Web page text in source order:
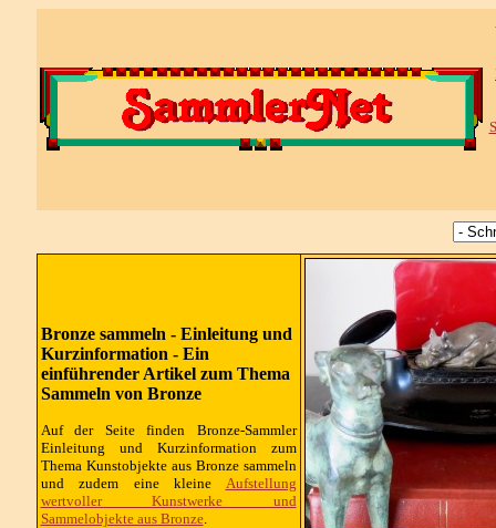
Bronze sammeln - Einleitung und
Kurzinformation - Ein
einführender Artikel zum Thema
Sammeln von Bronze
Auf der Seite finden Bronze-Sammler
Einleitung und Kurzinformation zum
Thema Kunstobjekte aus Bronze sammeln
und zudem eine kleine Aufstellung
wertvoller Kunstwerke und
Sammelobjekte aus Bronze.